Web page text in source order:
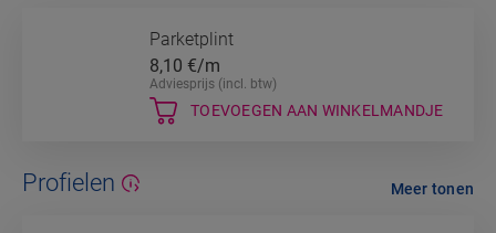
Parketplint
8,10 €/m
Adviesprijs (incl. btw)
TOEVOEGEN AAN WINKELMANDJE
Profielen Meer tonen